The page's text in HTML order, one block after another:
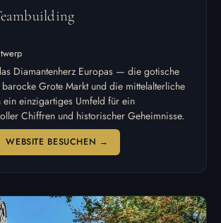
Diamantenherz Europas — die gotische
barocke Grote Markt und die mittelalterliche
einzigartiges Umfeld für ein
Chiffren und historischer Geheimnisse.
WEBSITE BESUCHEN →